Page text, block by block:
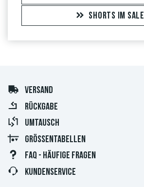
SHORTS IM SALE
VERSAND
RÜCKGABE
UMTAUSCH
GRÖSSENTABELLEN
FAQ - HÄUFIGE FRAGEN
KUNDENSERVICE